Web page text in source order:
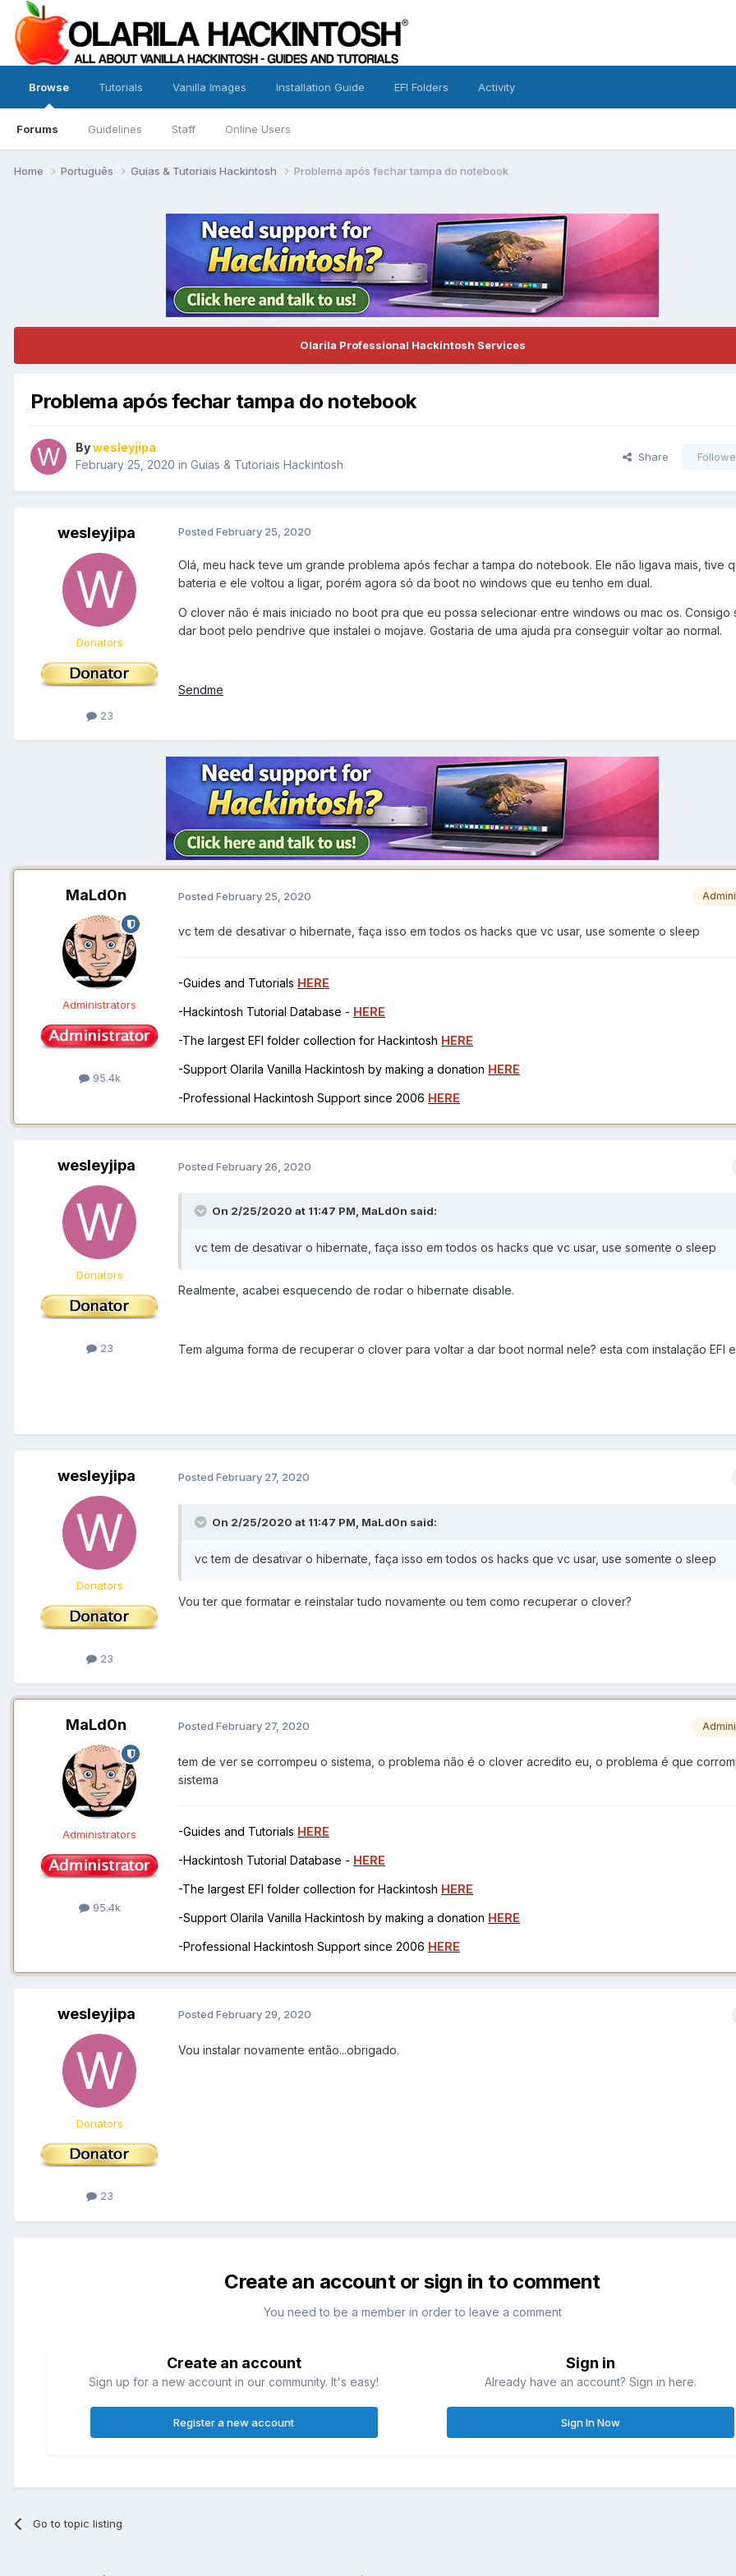
Browse
Forums Guidelines Staff Online Users
Tutorials Vanilla Images Installation Guide EFI Folders Activity
Home Português Guias & Tutoriais Hackintosh Problema após fechar tampa do notebook
Olarila Professional Hackintosh Services
Problema após fechar tampa do notebook
Bywesleyjipa
February 25, 2020 in Guias & Tutoriais Hackintosh
Share
wesleyjipa
Donators
23
Posted February 25, 2020
Olá, meu hack teve um grande problema após fechar a tampa do notebook. Ele não ligava mais, tive
bateria e ele voltou a ligar, porém agora só da boot no windows que eu tenho em dual.
O clover não é mais iniciado no boot pra que eu possa selecionar entre windows ou mac os. Consigo
dar boot pelo pendrive que instalei o mojave. Gostaria de uma ajuda pra conseguir voltar ao normal.
Sendme
MaLd0n
Administrators
95.4k
Posted February 25, 2020
vc tem de desativar o hibernate, faça isso em todos os hacks que vc usar, use somente o sleep
-Guides and Tutorials HERE
-Hackintosh Tutorial Database - HERE
-The largest EFI folder collection for Hackintosh HERE
-Support Olarila Vanilla Hackintosh by making a donation HERE
-Professional Hackintosh Support since 2006 HERE
wesleyjipa
Donators
23
Posted February 26, 2020
On 2/25/2020 at 11:47 PM, MaLd0n said:
vc tem de desativar o hibernate, faça isso em todos os hacks que vc usar, use somente o sleep
Realmente, acabei esquecendo de rodar o hibernate disable.
Tem alguma forma de recuperar o clover para voltar a dar boot normal nele? esta com instalação EFI
wesleyjipa
Donators
23
Posted February 27, 2020
On 2/25/2020 at 11:47 PM, MaLd0n said:
vc tem de desativar o hibernate, faça isso em todos os hacks que vc usar, use somente o sleep
Vou ter que formatar e reinstalar tudo novamente ou tem como recuperar o clover?
MaLd0n
Administrators
95.4k
Posted February 27, 2020
tem de ver se corrompeu o sistema, o problema não é o clover acredito eu, o problema é que
sistema
-Guides and Tutorials HERE
-Hackintosh Tutorial Database - HERE
-The largest EFI folder collection for Hackintosh HERE
-Support Olarila Vanilla Hackintosh by making a donation HERE
-Professional Hackintosh Support since 2006 HERE
wesleyjipa
Donators
23
Posted February 29, 2020
Vou instalar novamente então...obrigado.
Create an account or sign in to comment
You need to be a member in order to leave a comment
Create an account
Sign up for a new account in our community. It's easy!
Register a new account
Sign in
Already have an account? Sign in here.
Sign In Now
Go to topic listing